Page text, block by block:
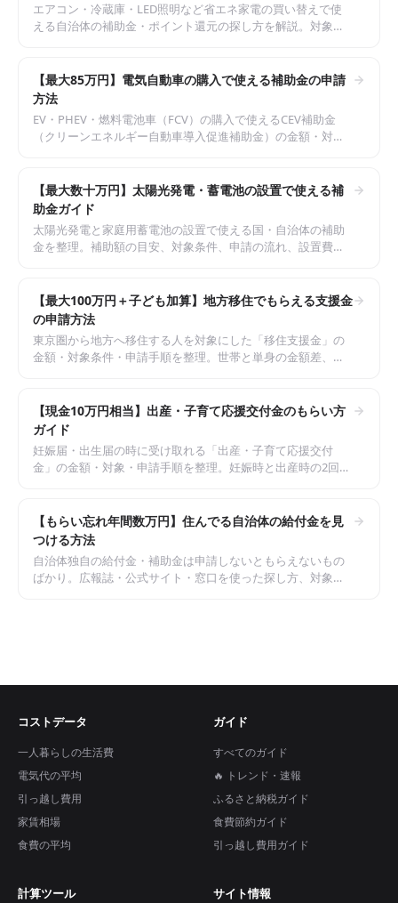
エアコン・冷蔵庫・LED照明など省エネ家電の買い替えで使
える自治体の補助金・ポイント還元の探し方を解説。対象家
【最大85万円】電気自動車の購入で使える補助金の申請
方法
EV・PHEV・燃料電池車（FCV）の購入で使えるCEV補助金
（クリーンエネルギー自動車導入促進補助金）の金額・対象
【最大数十万円】太陽光発電・蓄電池の設置で使える補
助金ガイド
太陽光発電と家庭用蓄電池の設置で使える国・自治体の補助
金を整理。補助額の目安、対象条件、申請の流れ、設置費用
【最大100万円＋子ども加算】地方移住でもらえる支援金
の申請方法
東京圏から地方へ移住する人を対象にした「移住支援金」の
金額・対象条件・申請手順を整理。世帯と単身の金額差、子
【現金10万円相当】出産・子育て応援交付金のもらい方
ガイド
妊娠届・出生届の時に受け取れる「出産・子育て応援交付
金」の金額・対象・申請手順を整理。妊娠時と出産時の2回の
【もらい忘れ年間数万円】住んでる自治体の給付金を見
つける方法
自治体独自の給付金・補助金は申請しないともらえないもの
ばかり。広報誌・公式サイト・窓口を使った探し方、対象に
コストデータ
一人暮らしの生活費
電気代の平均
引っ越し費用
家賃相場
食費の平均
ガイド
すべてのガイド
🔥 トレンド・速報
ふるさと納税ガイド
食費節約ガイド
引っ越し費用ガイド
計算ツール サイト情報